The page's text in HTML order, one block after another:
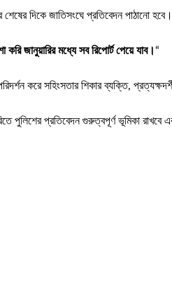
দিকে জাতিসংঘে প্রতিবেদন পাঠানো
জানুয়ারির মধ্যে সব রিপোর্ট পেয়ে যাব।“
করে সহিংসতার শিকার ব্যক্তি,
পুলিশের প্রতিবেদন গুরুত্বপূর্ণ ভূমিকা